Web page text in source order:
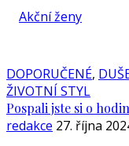
DOPORUČENÉ,
ŽIVOTNÍ STYL
Pospali jste si o
redakce 27. října